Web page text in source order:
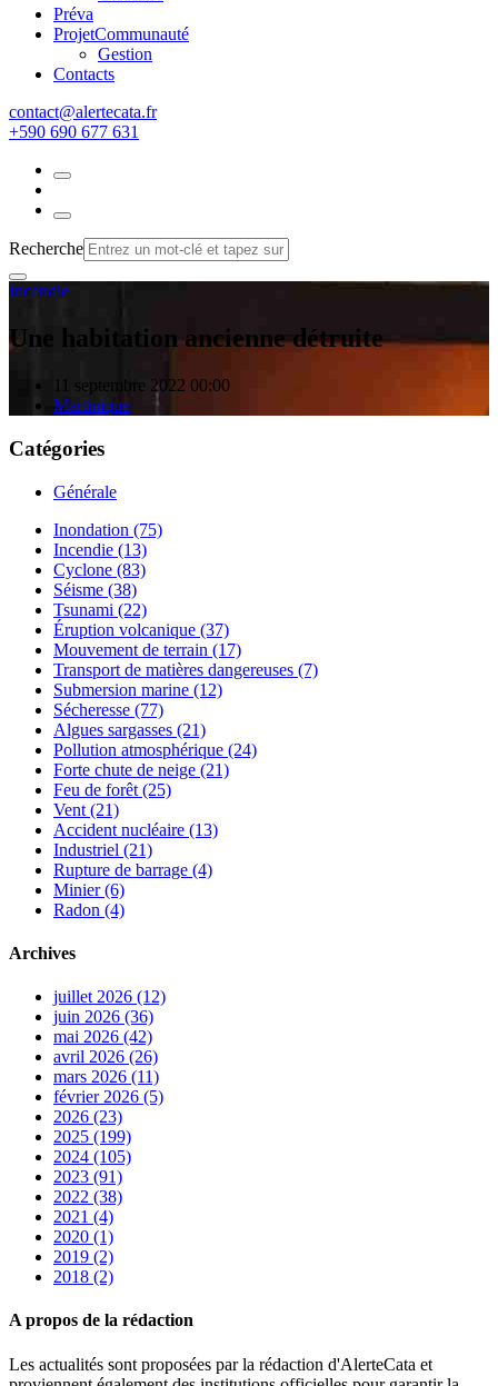
Préva
ProjetCommunauté
Gestion
Contacts
rf.atacetrela@tcatnoc
+590 690 677 631
Recherche
Incendie
Une habitation ancienne détruite
11 septembre 2022 00:00
Martinique
Catégories
Générale
Inondation (75)
Incendie (13)
Cyclone (83)
Séisme (38)
Tsunami (22)
Éruption volcanique (37)
Mouvement de terrain (17)
Transport de matières dangereuses (7)
Submersion marine (12)
Sécheresse (77)
Algues sargasses (21)
Pollution atmosphérique (24)
Forte chute de neige (21)
Feu de forêt (25)
Vent (21)
Accident nucléaire (13)
Industriel (21)
Rupture de barrage (4)
Minier (6)
Radon (4)
Archives
juillet 2026 (12)
juin 2026 (36)
mai 2026 (42)
avril 2026 (26)
mars 2026 (11)
février 2026 (5)
2026 (23)
2025 (199)
2024 (105)
2023 (91)
2022 (38)
2021 (4)
2020 (1)
2019 (2)
2018 (2)
A propos de la rédaction
Les actualités sont proposées par la rédaction d'AlerteCata et